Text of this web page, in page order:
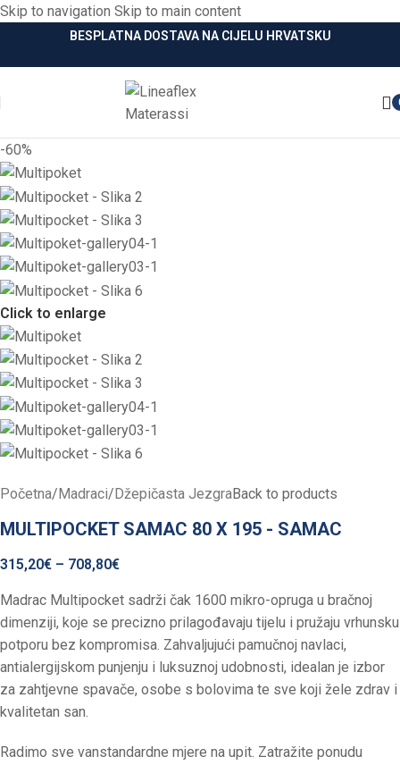
Skip to navigation Skip to main content
BESPLATNA DOSTAVA NA CIJELU HRVATSKU
-60%
Click to enlarge
Početna/ Madraci/ Džepičasta JezgraBack to products
MULTIPOCKET SAMAC 80 X 195 - SAMAC
315,20€ – 708,80€
Madrac Multipocket sadrži čak 1600 mikro-opruga u bračnoj
dimenziji, koje se precizno prilagođavaju tijelu i pružaju vrhunsku
potporu bez kompromisa. Zahvaljujući pamučnoj navlaci,
antialergijskom punjenju i luksuznoj udobnosti, idealan je izbor
za zahtjevne spavače, osobe s bolovima te sve koji žele zdrav i
kvalitetan san.
Radimo sve vanstandardne mjere na upit. Zatražite ponudu